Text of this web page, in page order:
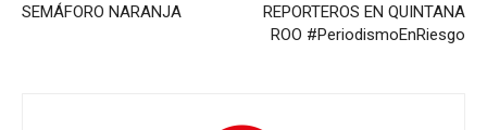
SEMÁFORO NARANJA
REPORTEROS EN QUINTANA
ROO #PeriodismoEnRiesgo